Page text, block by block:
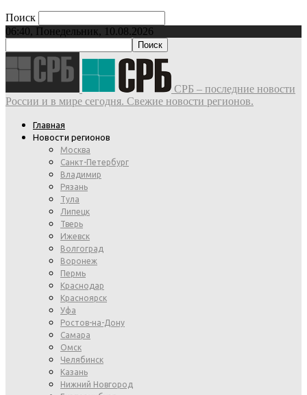
Поиск
06:40, Понедельник, 10.08.2026
СРБ – последние новости
России и в мире сегодня. Свежие новости регионов.
Главная
Новости регионов
Москва
Санкт-Петербург
Владимир
Рязань
Тула
Липецк
Тверь
Ижевск
Волгоград
Воронеж
Пермь
Краснодар
Красноярск
Уфа
Ростов-на-Дону
Самара
Омск
Челябинск
Казань
Нижний Новгород